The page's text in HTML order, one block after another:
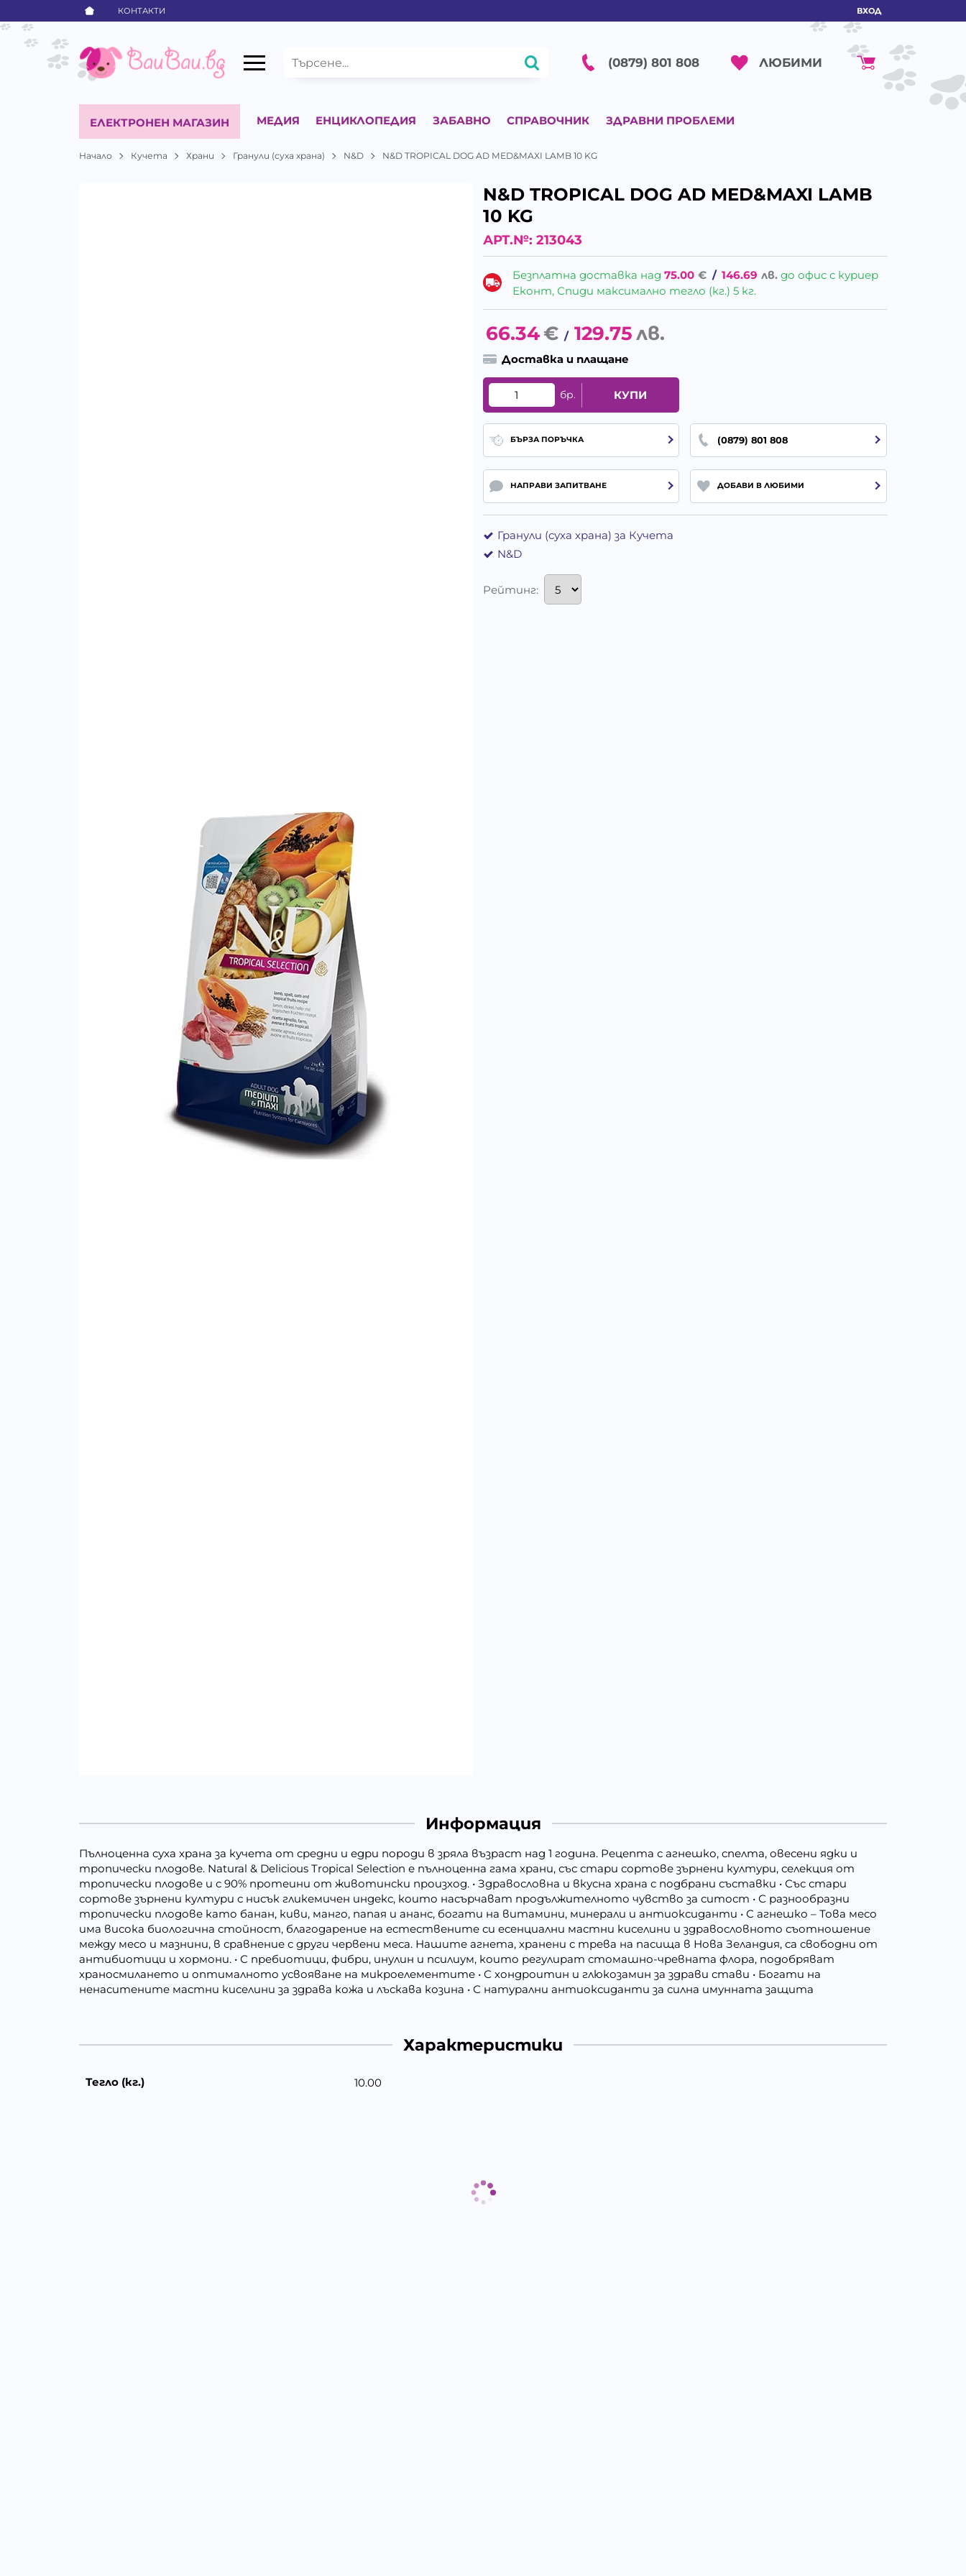
КОНТАКТИ ВХОД
(0879) 801 808 ЛЮБИМИ
ЕЛЕКТРОНЕН МАГАЗИН МЕДИЯ ЕНЦИКЛОПЕДИЯ ЗАБАВНО СПРАВОЧНИК ЗДРАВНИ ПРОБЛЕМИ
Начало Кучета Храни Гранули (суха храна) N&D N&D TROPICAL DOG AD MED&MAXI LAMB 10 KG
N&D TROPICAL DOG AD MED&MAXI LAMB
10 KG
АРТ.№: 213043
Безплатна доставка над75.00 € / 146.69 лв. до офис с куриер
Еконт, Спиди максимално тегло (кг.) 5 кг.
66.34€ / 129.75лв.
Доставка и плащане
бр. КУПИ
БЪРЗА ПОРЪЧКА (0879) 801 808
НАПРАВИ ЗАПИТВАНЕ ДОБАВИ В ЛЮБИМИ
Гранули (суха храна) за Кучета
N&D
Рейтинг:
Информация
Пълноценна суха храна за кучета от средни и едри породи в зряла възраст над 1 година. Рецепта с агнешко, спелта, овесени ядки и
тропически плодове. Natural & Delicious Tropical Selection е пълноценна гама храни, със стари сортове зърнени култури, селекция от
тропически плодове и с 90% протеини от животински произход. • Здравословна и вкусна храна с подбрани съставки • Със стари
сортове зърнени култури с нисък гликемичен индекс, които насърчават продължителното чувство за ситост • С разнообразни
тропически плодове като банан, киви, манго, папая и ананс, богати на витамини, минерали и антиоксиданти • С агнешко – Това месо
има висока биологична стойност, благодарение на естествените си есенциални мастни киселини и здравословното съотношение
между месо и мазнини, в сравнение с други червени меса. Нашите агнета, хранени с трева на пасища в Нова Зеландия, са свободни от
антибиотици и хормони. • С пребиотици, фибри, инулин и псилиум, които регулират стомашно-чревната флора, подобряват
храносмилането и оптималното усвояване на микроелементите • С хондроитин и глюкозамин за здрави стави • Богати на
ненаситените мастни киселини за здрава кожа и лъскава козина • С натурални антиоксиданти за силна имунната защита
Характеристики
Тегло (кг.) 10.00